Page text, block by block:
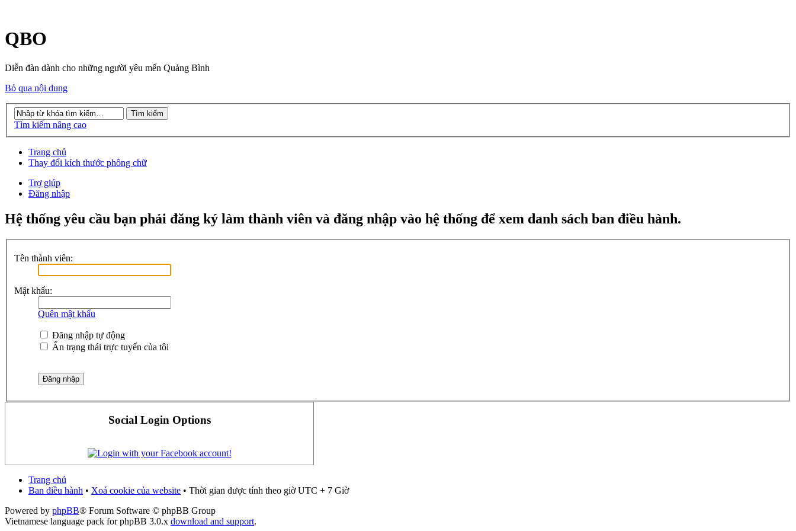
QBO
Diễn đàn dành cho những người yêu mến Quảng Bình
Bỏ qua nội dung
Tìm kiếm nâng cao
Trang chủ
Thay đổi kích thước phông chữ
Trợ giúp
Đăng nhập
Hệ thống yêu cầu bạn phải đăng ký làm thành viên và đăng nhập vào hệ thống để xem danh sách ban điều hành.
Tên thành viên:
Mật khẩu:
Quên mật khẩu
Đăng nhập tự động
Ẩn trạng thái trực tuyến của tôi
Social Login Options
Trang chủ
Ban điều hành • Xoá cookie của website • Thời gian được tính theo giờ UTC + 7 Giờ
Powered by phpBB® Forum Software © phpBB Group
Vietnamese language pack for phpBB 3.0.x download and support.